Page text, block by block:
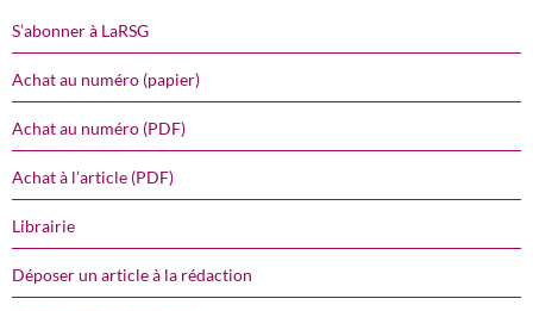
S’abonner à LaRSG
Achat au numéro (papier)
Achat au numéro (PDF)
Achat à l’article (PDF)
Librairie
Déposer un article à la rédaction